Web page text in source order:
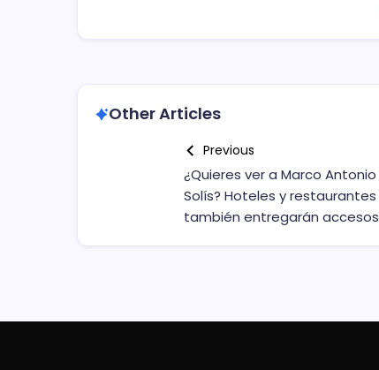
Other Articles
Previous
¿Quieres ver a Marco Antonio
Solís? Hoteles y restaurantes
también entregarán accesos